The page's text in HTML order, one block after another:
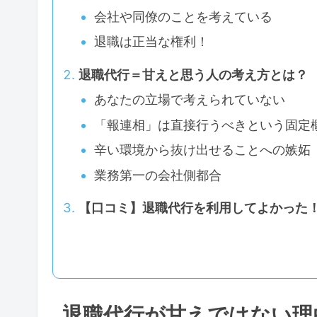
会社や同僚のことを考えている
退職は正当な権利！
退職代行＝甘えと思う人の考え方とは？
あなたの立場で考えられていない
「報連相」は直接行うべきという固定
辛い環境から抜け出せることへの嫉妬
業務第一の会社側都合
【口コミ】退職代行を利用してよかった！